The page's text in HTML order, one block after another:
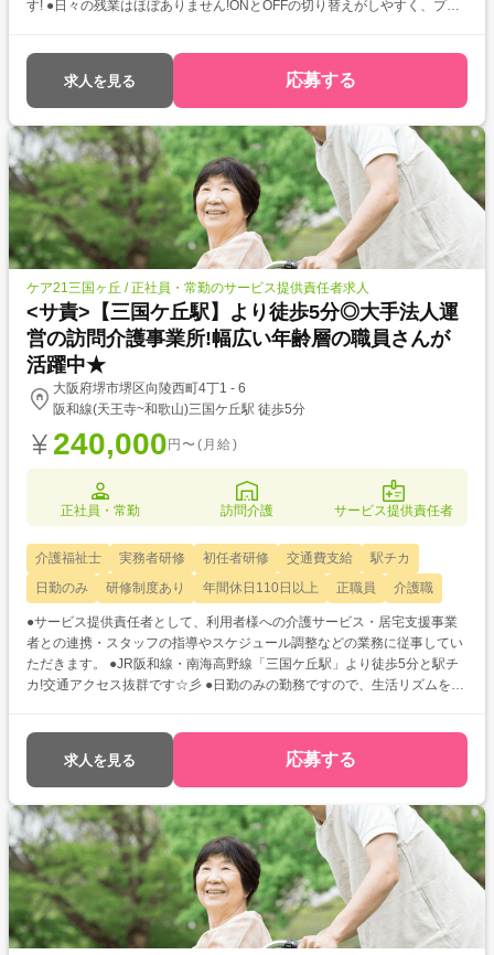
す! ●日々の残業はほぼありません!ONとOFFの切り替えがしやすく、プラ
求人を見る 応募する
ケア21三国ヶ丘 / 正社員・常勤のサービス提供責任者求人
<サ責>【三国ケ丘駅】より徒歩5分◎大手法人運
営の訪問介護事業所!幅広い年齢層の職員さんが
活躍中★
大阪府堺市堺区向陵西町4丁1 - 6
阪和線(天王寺~和歌山)三国ケ丘駅 徒歩5分
240,000 円〜(月給)
正社員・常勤 訪問介護 サービス提供責任者
介護福祉士 実務者研修 初任者研修 交通費支給
駅チカ
日勤のみ
研修制度あり 年間休日110日以上 正職員 介護職
●サービス提供責任者として、利用者様への介護サービス・居宅支援事業
者との連携・スタッフの指導やスケジュール調整などの業務に従事してい
ただきます。 ●JR阪和線・南海高野線「三国ケ丘駅」より徒歩5分と駅チ
カ!交通アクセス抜群です☆彡 ●日勤のみの勤務ですので、生活リズムを整
求人を見る 応募する